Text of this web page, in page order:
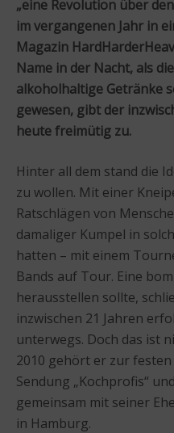
„eine Revolution über
im vergangenen Jahr in
Magazin
Name in der Nacht, als
alkoholhaltige Getränke
gewesen, gibt der
heute freimütig zu.
Hinter all dem stand die
zu wollen. Mit einer
Ratschlägen von
damaliger Kumpel in
hatten – mit einem
Bands auf Tour. Eine
herausstellen sollte,
inzwischen 21 Jahren
unterwegs. Doch das ist
2010 gehört er zur
Sendung „Kochprofis“
gemeinsam mit seiner
in Hamburg.